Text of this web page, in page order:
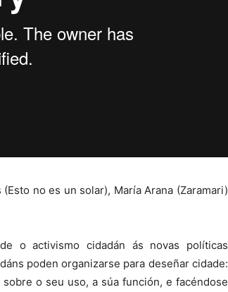
no es un solar), María Arana (Zaramari)
o activismo cidadán ás novas políticas
poden organizarse para deseñar cidade:
o seu uso, a súa función, e facéndose